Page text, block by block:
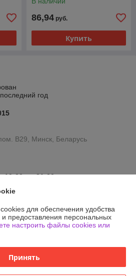
86,94 руб.
Купить
год
В29, Минск, Беларусь
10:00 до 21:00
для обеспечения удобства
и предоставления персональных
настроить файлы cookies или
Принять